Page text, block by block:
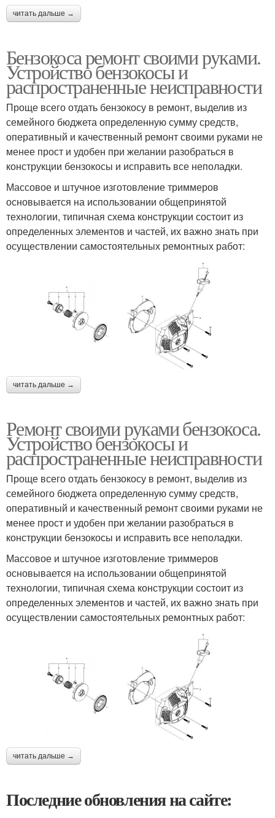
читать дальше →
Бензокоса ремонт своими руками.
Устройство бензокосы и
распространенные неисправности
Проще всего отдать бензокосу в ремонт, выделив из
семейного бюджета определенную сумму средств,
оперативный и качественный ремонт своими руками не
менее прост и удобен при желании разобраться в
конструкции бензокосы и исправить все неполадки.
Массовое и штучное изготовление триммеров
основывается на использовании общепринятой
технологии, типичная схема конструкции состоит из
определенных элементов и частей, их важно знать при
осуществлении самостоятельных ремонтных работ:
читать дальше →
Ремонт своими руками бензокоса.
Устройство бензокосы и
распространенные неисправности
Проще всего отдать бензокосу в ремонт, выделив из
семейного бюджета определенную сумму средств,
оперативный и качественный ремонт своими руками не
менее прост и удобен при желании разобраться в
конструкции бензокосы и исправить все неполадки.
Массовое и штучное изготовление триммеров
основывается на использовании общепринятой
технологии, типичная схема конструкции состоит из
определенных элементов и частей, их важно знать при
осуществлении самостоятельных ремонтных работ:
читать дальше →
Последние обновления на сайте: